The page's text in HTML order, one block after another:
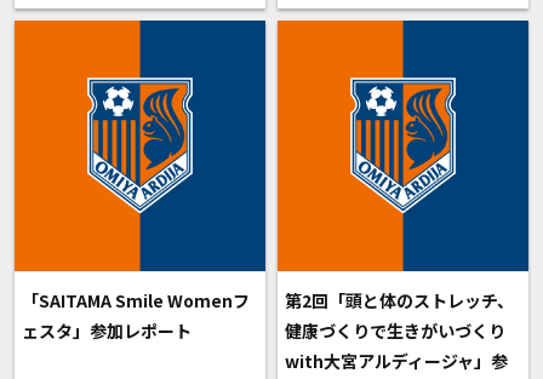
「SAITAMA Smile Womenフ
ェスタ」参加レポート
第2回「頭と体のストレッチ、
健康づくりで生きがいづくり
with大宮アルディージャ」参